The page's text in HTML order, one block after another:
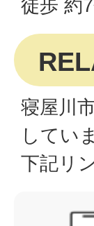
徒歩 約
寝屋川
してい
下記リ